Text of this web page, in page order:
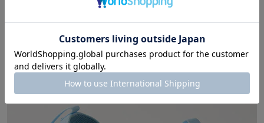
ゆったりとした履き心地のワイド設計